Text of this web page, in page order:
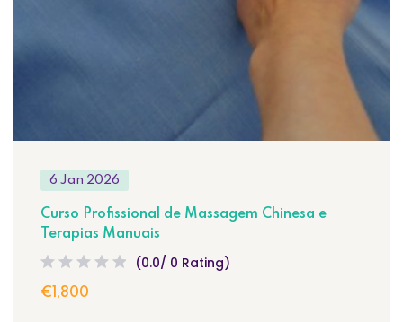
6 Jan 2026
Curso Profissional de Massagem Chinesa e
Terapias Manuais
(0.0/ 0 Rating)
€1,800